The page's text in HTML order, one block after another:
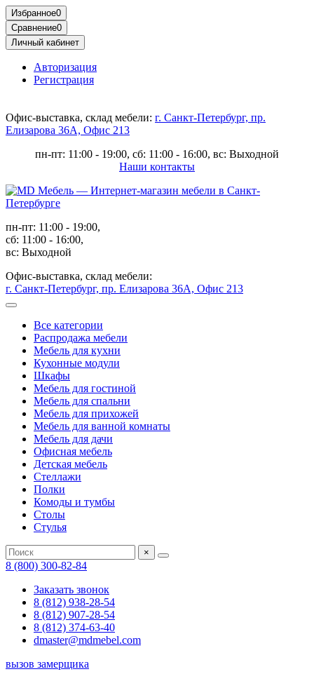
Избранное0
Сравнение0
Личный кабинет
Авторизация
Регистрация
Офис-выставка, склад мебели: г. Санкт-Петербург, пр.
Елизарова 36А, Офис 213
пн-пт: 11:00 - 19:00, сб: 11:00 - 16:00, вс: Выходной
Наши контакты
пн-пт: 11:00 - 19:00,
сб: 11:00 - 16:00,
вс: Выходной
Офис-выставка, склад мебели:
г. Санкт-Петербург, пр. Елизарова 36А, Офис 213
Все категории
Распродажа мебели
Мебель для кухни
Кухонные модули
Шкафы
Мебель для гостиной
Мебель для спальни
Мебель для прихожей
Мебель для ванной комнаты
Мебель для дачи
Офисная мебель
Детская мебель
Стеллажи
Полки
Комоды и тумбы
Столы
Стулья
×
8 (800) 300-82-84
Заказать звонок
8 (812) 938-28-54
8 (812) 907-28-54
8 (812) 374-63-40
dmaster@mdmebel.com
вызов замерщика